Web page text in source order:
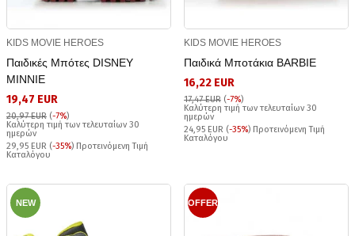
KIDS MOVIE HEROES
Παιδικές Μπότες DISNEY
MINNIE
19,47 EUR
20,97 EUR (-7%)
Καλύτερη τιμή των τελευταίων 30
ημερών
29,95 EUR (-35%) Προτεινόμενη Τιμή
Καταλόγου
KIDS MOVIE HEROES
Παιδικά Μποτάκια BARBIE
16,22 EUR
17,47 EUR (-7%)
Καλύτερη τιμή των τελευταίων 30
ημερών
24,95 EUR (-35%) Προτεινόμενη Τιμή
Καταλόγου
NEW OFFER